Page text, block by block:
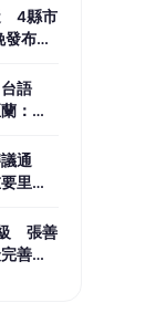
4縣市
布海
語
：她
通
里程
級 張善
善長